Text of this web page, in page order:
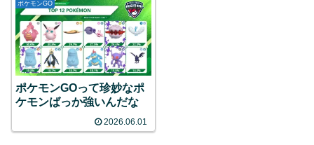
バトルなど目白押し！
ポケモンGO
ポケモンGOって珍妙なポ
ケモンばっか強いんだな
2026.06.01